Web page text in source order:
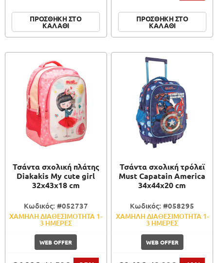
ΠΡΟΣΘΗΚΗ ΣΤΟ
ΚΑΛΑΘΙ
ΠΡΟΣΘΗΚΗ ΣΤΟ
ΚΑΛΑΘΙ
Τσάντα σχολική πλάτης
Diakakis My cute girl
32x43x18 cm
Κωδικός: #052737
ΧΑΜΗΛΗ ΔΙΑΘΕΣΙΜΟΤΗΤΑ 1-
3 ΗΜΕΡΕΣ
WEB OFFER
Τσάντα σχολική τρόλεϊ
Must Capatain America
34x44x20 cm
Κωδικός: #058295
ΧΑΜΗΛΗ ΔΙΑΘΕΣΙΜΟΤΗΤΑ 1-
3 ΗΜΕΡΕΣ
WEB OFFER